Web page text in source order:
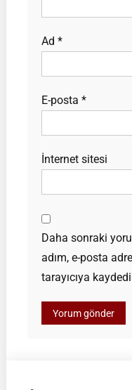
Ad *
E-posta *
İnternet sitesi
Daha sonraki
adım, e-posta
tarayıcıya